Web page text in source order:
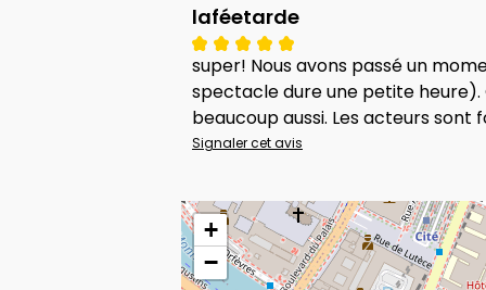
laféetarde
super! Nous avons passé un
spectacle dure une petite heure).
beaucoup aussi. Les acteurs
Signaler cet avis
+
−